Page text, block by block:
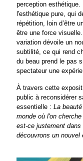
perception
l'esthétique pure, qui
répétition, loin d’être
être une force
variation dévoile un
subtilité, ce qui rend
du beau prend le pas
spectateur une
À travers cette
public à reconsidérer
essentielle : La
monde où l'on
est-ce justement dans
découvrons un nouvel